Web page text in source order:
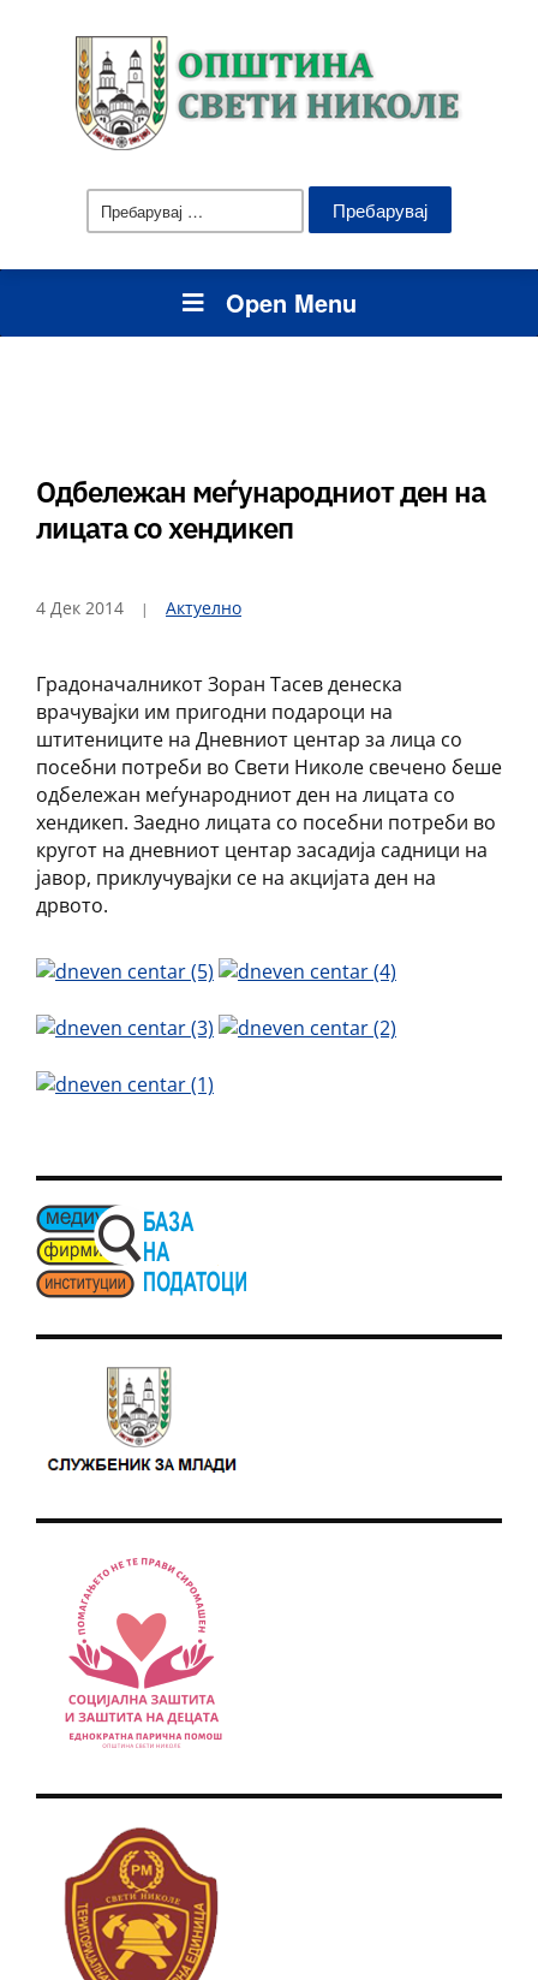
Пребарувај
за:
Open Menu
Одбележан меѓународниот ден на
лицата со хендикеп
4 Дек 2014 Актуелно
Градоначалникот Зоран Тасев денеска
врачувајки им пригодни подароци на
штитениците на Дневниот центар за лица со
посебни потреби во Свети Николе свечено беше
одбележан меѓународниот ден на лицата со
хендикеп. Заедно лицата со посебни потреби во
кругот на дневниот центар засадија садници на
јавор, приклучувајки се на акцијата ден на
дрвото.